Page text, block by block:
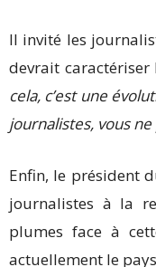
Il invité les
devrait
cela, c’est une
journalistes, vous
Enfin, le président
journalistes à la
plumes face à
actuellement le